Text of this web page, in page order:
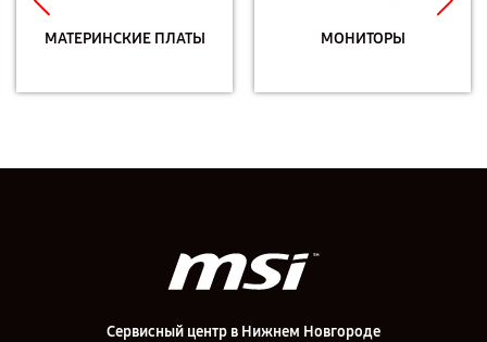
МАТЕРИНСКИЕ ПЛАТЫ МОНИТОРЫ
Сервисный центр в Нижнем Новгороде